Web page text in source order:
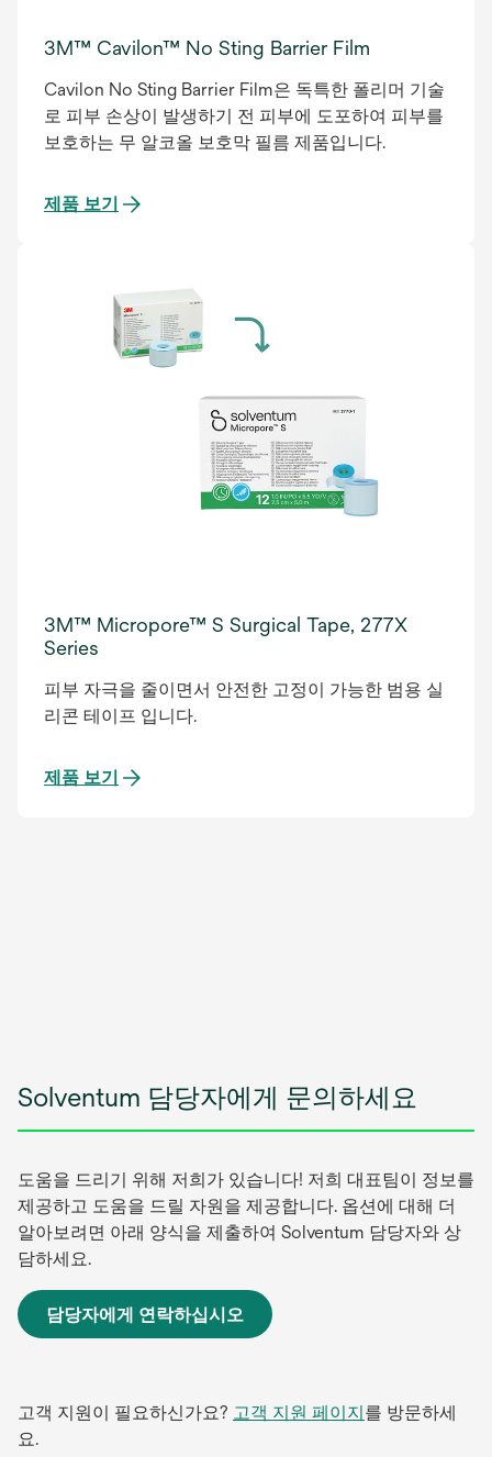
3M™ Cavilon™ No Sting Barrier Film
Cavilon No Sting Barrier Film은 독특한 폴리머 기술
로 피부 손상이 발생하기 전 피부에 도포하여 피부를
보호하는 무 알코올 보호막 필름 제품입니다.
제품 보기
3M™ Micropore™ S Surgical Tape, 277X
Series
피부 자극을 줄이면서 안전한 고정이 가능한 범용 실
리콘 테이프 입니다.
제품 보기
Solventum 담당자에게 문의하세요
도움을 드리기 위해 저희가 있습니다! 저희 대표팀이 정보를
제공하고 도움을 드릴 자원을 제공합니다. 옵션에 대해 더
알아보려면 아래 양식을 제출하여 Solventum 담당자와 상
담하세요.
담당자에게 연락하십시오
새
서
고객 지원이 필요하신가요? 고객 지원 페이지를 방문하세
요.